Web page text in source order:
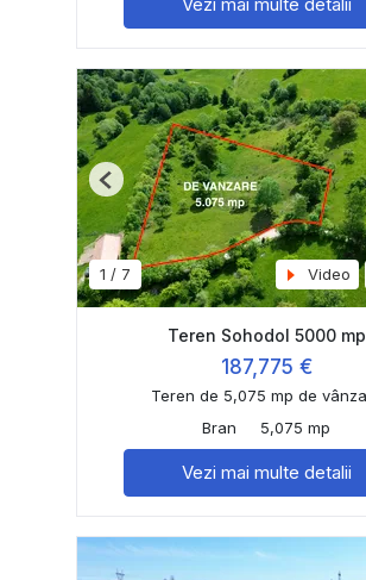
1 / 7 Video
Previous
Teren Sohodol 5000 mp
187,775 €
Teren de 5,075 mp de
Bran
5,075 mp
Vezi mai multe detalii